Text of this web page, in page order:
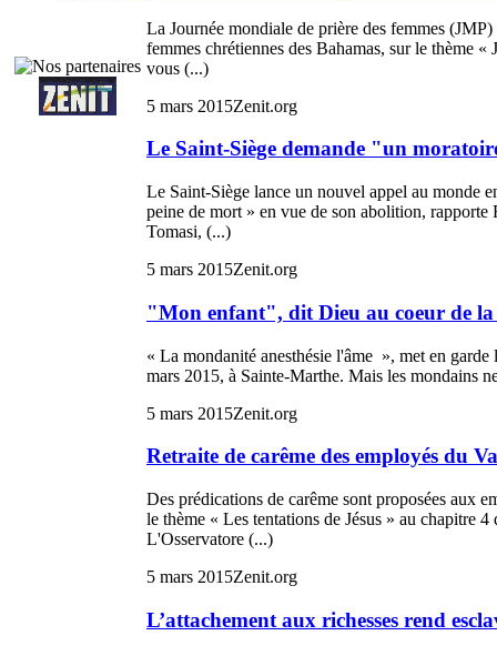
La Journée mondiale de prière des femmes
femmes chrétiennes des Bahamas, sur le thème
vous (...)
5 mars 2015Zenit.org
Le Saint-Siège demande "un
Le Saint-Siège lance un nouvel appel au monde
peine de mort » en vue de son abolition,
Tomasi, (...)
5 mars 2015Zenit.org
"Mon enfant", dit Dieu au coeur de
« La mondanité anesthésie l'âme », met en
mars 2015, à Sainte-Marthe. Mais les
5 mars 2015Zenit.org
Retraite de carême des employés du
Des prédications de carême sont proposées aux
le thème « Les tentations de Jésus » au chapitre
L'Osservatore (...)
5 mars 2015Zenit.org
L’attachement aux richesses rend